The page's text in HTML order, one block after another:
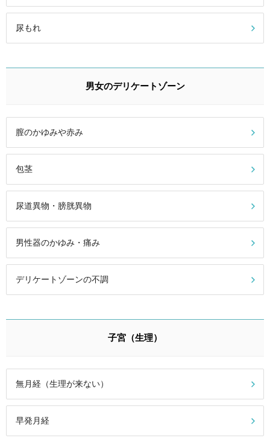
尿もれ
男女のデリケートゾーン
膣のかゆみや赤み
包茎
尿道異物・膀胱異物
男性器のかゆみ・痛み
デリケートゾーンの不調
子宮（生理）
無月経（生理が来ない）
早発月経